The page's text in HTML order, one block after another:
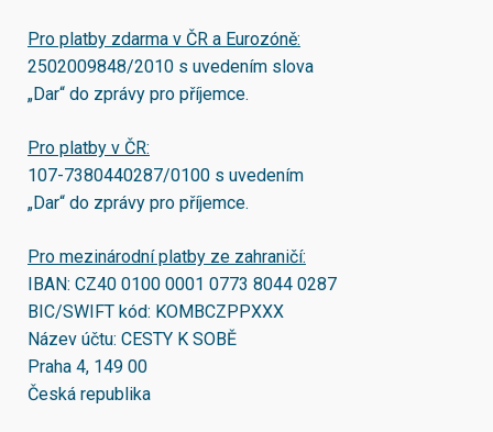
Pro platby zdarma v ČR a Eurozóně:
2502009848/2010 s uvedením slova
„Dar“ do zprávy pro příjemce.
Pro platby v ČR:
107-7380440287/0100 s uvedením
„Dar“ do zprávy pro příjemce.
Pro mezinárodní platby ze zahraničí:
IBAN: CZ40 0100 0001 0773 8044 0287
BIC/SWIFT kód: KOMBCZPPXXX
Název účtu: CESTY K SOBĚ
Praha 4, 149 00
Česká republika